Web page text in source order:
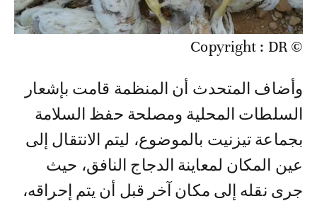
© Copyright : DR
وأضاف المتحدث أن المنظمة قامت بإشعار
السلطات المحلية ومصلحة حفظ السلامة
بجماعة تيزنيت بالموضوع، ليتم الانتقال إلى
عين المكان لمعاينة الدجاج النافق، حيث
جرى نقله إلى مكان آخر قبل أن يتم إحراقه،